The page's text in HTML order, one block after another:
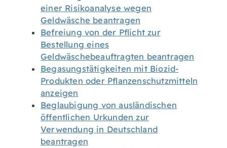
einer Risikoanalyse wegen
Geldwäsche beantragen
Befreiung von der Pflicht zur
Bestellung eines
Geldwäschebeauftragten beantragen
Begasungstätigkeiten mit Biozid-
Produkten oder Pflanzenschutzmitteln
anzeigen
Beglaubigung von ausländischen
öffentlichen Urkunden zur
Verwendung in Deutschland
beantragen